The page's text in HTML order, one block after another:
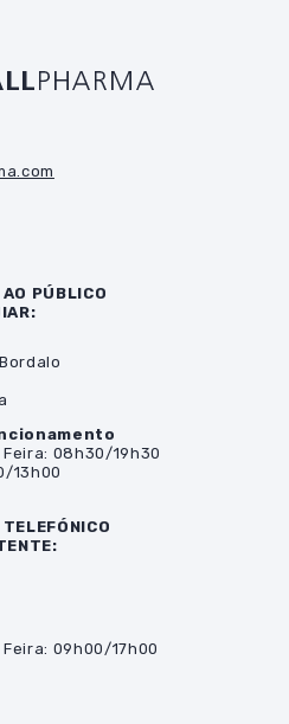
PÚBLICO
Feira: 08h30/19h30
13h00
Feira: 09h00/17h00